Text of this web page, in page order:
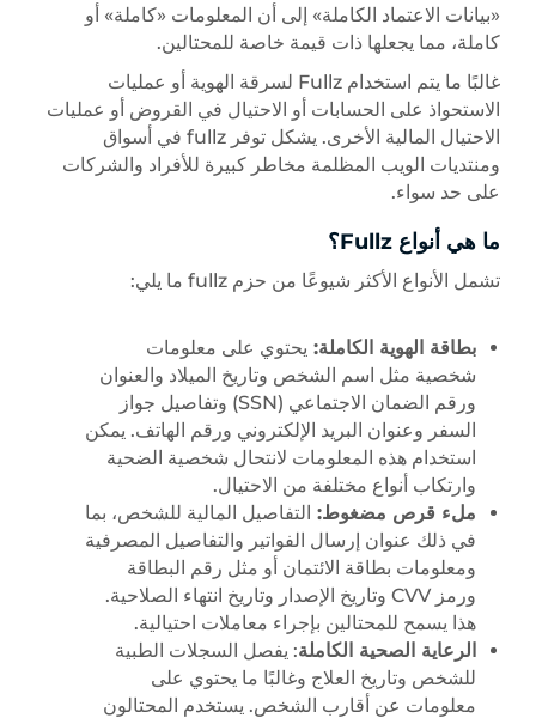
«بيانات الاعتماد الكاملة» إلى أن المعلومات «كاملة» أو
كاملة، مما يجعلها ذات قيمة خاصة للمحتالين.
غالبًا ما يتم استخدام Fullz لسرقة الهوية أو عمليات
الاستحواذ على الحسابات أو الاحتيال في القروض أو عمليات
الاحتيال المالية الأخرى. يشكل توفر fullz في أسواق
ومنتديات الويب المظلمة مخاطر كبيرة للأفراد والشركات
على حد سواء.
ما هي أنواع Fullz؟
تشمل الأنواع الأكثر شيوعًا من حزم fullz ما يلي:
بطاقة الهوية الكاملة: يحتوي على معلومات
شخصية مثل اسم الشخص وتاريخ الميلاد والعنوان
ورقم الضمان الاجتماعي (SSN) وتفاصيل جواز
السفر وعنوان البريد الإلكتروني ورقم الهاتف. يمكن
استخدام هذه المعلومات لانتحال شخصية الضحية
وارتكاب أنواع مختلفة من الاحتيال.
ملء قرص مضغوط: التفاصيل المالية للشخص، بما
في ذلك عنوان إرسال الفواتير والتفاصيل المصرفية
ومعلومات بطاقة الائتمان أو مثل رقم البطاقة
ورمز CVV وتاريخ الإصدار وتاريخ انتهاء الصلاحية.
هذا يسمح للمحتالين بإجراء معاملات احتيالية.
الرعاية الصحية الكاملة: يفصل السجلات الطبية
للشخص وتاريخ العلاج وغالبًا ما يحتوي على
معلومات عن أقارب الشخص. يستخدم المحتالون